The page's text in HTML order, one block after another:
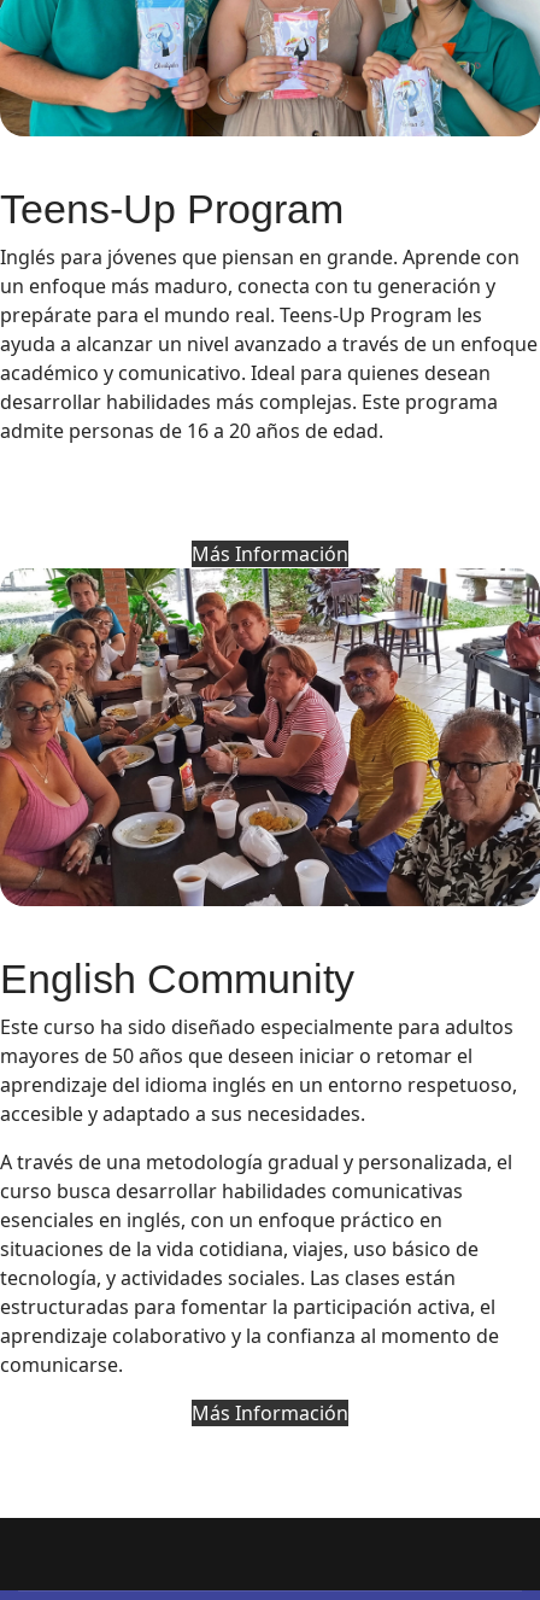
Teens-Up Program
Inglés para jóvenes que piensan en grande. Aprende con
un enfoque más maduro, conecta con tu generación y
prepárate para el mundo real. Teens-Up Program les
ayuda a alcanzar un nivel avanzado a través de un enfoque
académico y comunicativo. Ideal para quienes desean
desarrollar habilidades más complejas. Este programa
admite personas de 16 a 20 años de edad.
Más Información
English Community
Este curso ha sido diseñado especialmente para adultos
mayores de 50 años que deseen iniciar o retomar el
aprendizaje del idioma inglés en un entorno respetuoso,
accesible y adaptado a sus necesidades.
A través de una metodología gradual y personalizada, el
curso busca desarrollar habilidades comunicativas
esenciales en inglés, con un enfoque práctico en
situaciones de la vida cotidiana, viajes, uso básico de
tecnología, y actividades sociales. Las clases están
estructuradas para fomentar la participación activa, el
aprendizaje colaborativo y la confianza al momento de
comunicarse.
Más Información